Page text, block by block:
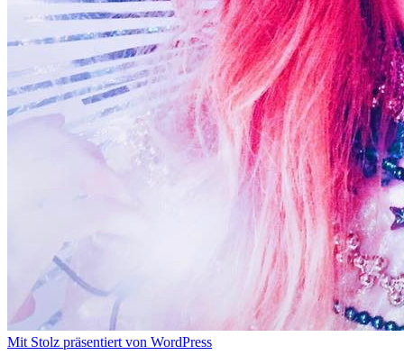
Mit Stolz präsentiert von WordPress